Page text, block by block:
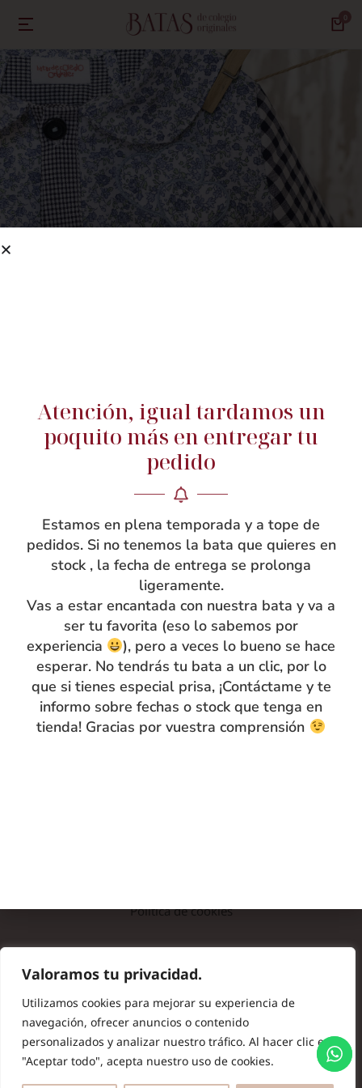
Valoramos tu privacidad.
Utilizamos cookies para mejorar su experiencia de
navegación, ofrecer anuncios o contenido
personalizados y analizar nuestro tráfico. Al hacer clic en
"Aceptar todo", acepta nuestro uso de cookies.
NOSOTRAS
Rebeca García
Taller
Contacto
Política de cookies
© Copyright 2024 Batas de Colegio Originales. Todos los
derechos reservados.
Atención, igual tardamos un
poquito más en entregar tu
pedido
Estamos en plena temporada y a tope de
pedidos. Si no tenemos la bata que quieres en
stock , la fecha de entrega se prolonga
ligeramente.
Vas a estar encantada con nuestra bata y va a
ser tu favorita (eso lo sabemos por
experiencia
), pero a veces lo bueno se hace
esperar. No tendrás tu bata a un clic, por lo
que si tienes especial prisa, ¡Contáctame y te
informo sobre fechas o stock que tenga en
tienda! Gracias por vuestra comprensión